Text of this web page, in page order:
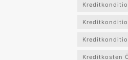
Kreditkosten